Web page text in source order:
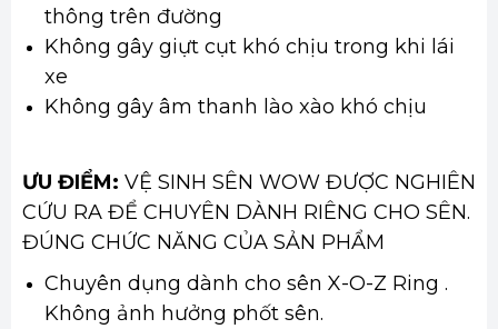
thông trên đường
Không gây giựt cụt khó chịu trong khi lái
xe
Không gây âm thanh lào xào khó chịu
ƯU ĐIỂM: VỆ SINH SÊN WOW ĐƯỢC NGHIÊN
CỨU RA ĐỂ CHUYÊN DÀNH RIÊNG CHO SÊN.
ĐÚNG CHỨC NĂNG CỦA SẢN PHẨM
Chuyên dụng dành cho sên X-O-Z Ring .
Không ảnh hưởng phốt sên.